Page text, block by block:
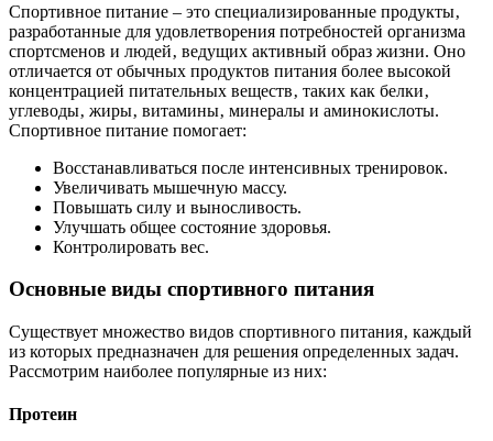
Спортивное питание – это специализированные продукты‚
разработанные для удовлетворения потребностей организма
спортсменов и людей‚ ведущих активный образ жизни. Оно
отличается от обычных продуктов питания более высокой
концентрацией питательных веществ‚ таких как белки‚
углеводы‚ жиры‚ витамины‚ минералы и аминокислоты.
Спортивное питание помогает:
Восстанавливаться после интенсивных тренировок.
Увеличивать мышечную массу.
Повышать силу и выносливость.
Улучшать общее состояние здоровья.
Контролировать вес.
Основные виды спортивного питания
Существует множество видов спортивного питания‚ каждый
из которых предназначен для решения определенных задач.
Рассмотрим наиболее популярные из них:
Протеин